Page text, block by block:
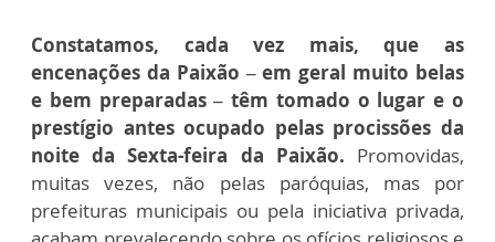
Constatamos, cada vez mais, que as
encenações da Paixão – em geral muito belas
e bem preparadas – têm tomado o lugar e o
prestígio antes ocupado pelas procissões da
noite da Sexta-feira da Paixão. Promovidas,
muitas vezes, não pelas paróquias, mas por
prefeituras municipais ou pela iniciativa privada,